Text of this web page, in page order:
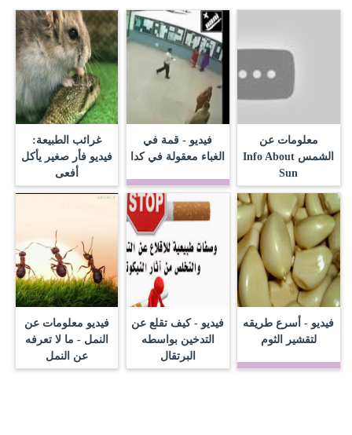
معلومات عن
الشمس Info About
Sun
فيديو - قمة في
الغباء معقولة في كدا‬
غرائب الطبيعة:
فيديو فأر صغير يأكل
أفعى
فيديو - أسرع طريقه
لتقشير الثوم
فيديو - كيف تقلع عن
التدخين بواسطه
البرتقال
فيديو معلومات عن
النمل - ما لا تعرفه
عن النمل